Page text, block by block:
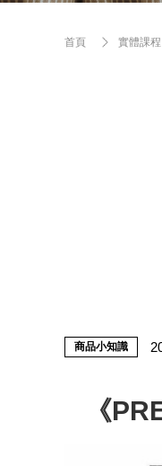
首頁 實體課程
商品小知識
《